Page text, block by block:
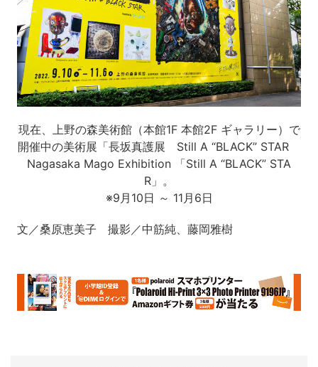
現在、上野の森美術館（本館1F 本館2F ギャラリー）で
開催中の美術展「長坂真護展 Still A “BLACK” STAR
Nagasaka Mago Exhibition 「Still A “BLACK” STA
R」。
※9月10日 ～ 11月6日
文／桑原恵美子 撮影／中筋純、藤岡雅樹